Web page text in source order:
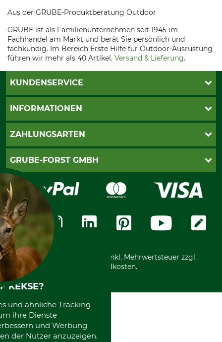
Aus der GRUBE-Produktberatung Outdoor
GRUBE ist als Familienunternehmen seit 1945 im
Fachhandel am Markt und berät Sie persönlich und
fachkundig. Im Bereich Erste Hilfe für Outdoor-Ausrüstung
führen wir mehr als 40 Artikel. Versand & Lieferung.
KUNDENSERVICE
Katalogbestellung
INFORMATIONEN
AGB
Widerrufsrecht
Widerrufsformular
Datenschutz
Zahlungsarten
ZAHLUNGSARTEN
PayPal
Kreditkarte
Rechnung
Vorkasse
GRUBE-FORST GMBH
Karriere
Über uns
Messetermine
Community
International
*Alle Preise in Euro und inkl. Mehrwertsteuer zzgl.
Versandkosten.
KEKSE?
und ähnliche Tracking-
ihre Dienste
und Werbung
der Nutzer anzuzeigen.